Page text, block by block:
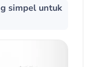
simpel untuk